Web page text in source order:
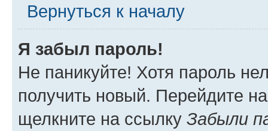
Вернуться к началу
Я забыл пароль!
Не паникуйте! Хотя пароль
получить новый. Перейдите
щелкните на ссылку Забыли